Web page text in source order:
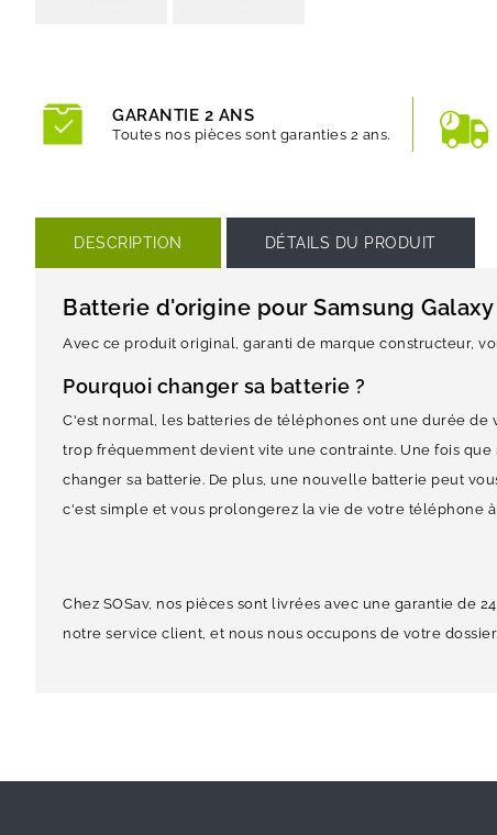
GARANTIE 2 ANS
Toutes nos pièces sont garanties 2 ans.
DESCRIPTION DÉTAILS DU PRODUIT
Batterie d'origine pour Samsung Galaxy
Avec ce produit original, garanti de marque constructeur,
Pourquoi changer sa batterie ?
C'est normal, les batteries de téléphones ont une durée de
trop fréquemment devient vite une contrainte. Une fois que
changer sa batterie. De plus, une nouvelle batterie peut
c'est simple et vous prolongerez la vie de votre téléphone
Chez SOSav, nos pièces sont livrées avec une garantie de
notre service client, et nous nous occupons de votre